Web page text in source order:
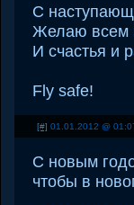
С
Желаю всем
И счастья и
Fly safe!
[#] 01.01.2012 @
C новым
чтобы в